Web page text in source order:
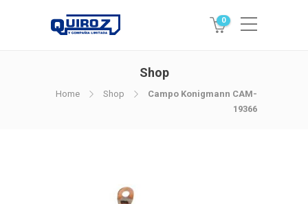
0
Shop
Home Shop
Campo Konigmann CAM-
19366